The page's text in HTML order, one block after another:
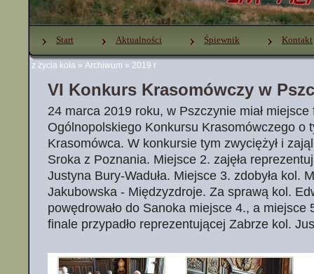
z życia koła » Archiwum » 2019 r
Start Aktualności Śpiewnik Kontakt
VI Konkurs Krasomówczy w
24 marca 2019 roku, w Pszczynie miał miejsce
Ogólnopolskiego Konkursu Krasomówczego o
Krasomówca. W konkursie tym zwyciężył i
Sroka z Poznania. Miejsce 2. zajęła
Justyna Bury-Waduła. Miejsce 3. zdobyła kol.
Jakubowska - Międzyzdroje. Za sprawą kol.
powędrowało do Sanoka miejsce 4., a miejsce
finale przypadło reprezentującej Zabrze kol.